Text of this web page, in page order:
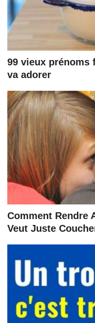
99 vieux prénoms
va adorer
Comment Rendre
Veut Juste